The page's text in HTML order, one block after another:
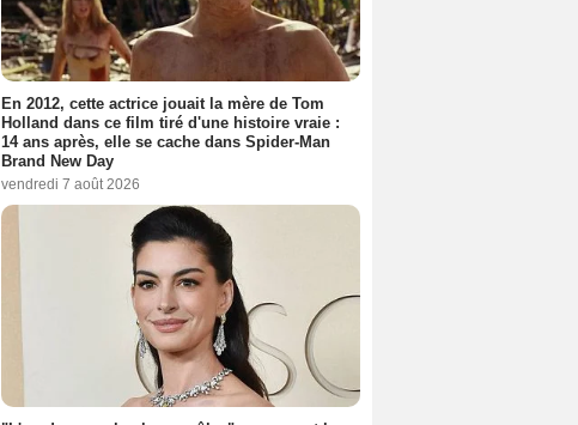
En 2012, cette actrice jouait la mère de Tom
Holland dans ce film tiré d'une histoire vraie :
14 ans après, elle se cache dans Spider-Man
Brand New Day
vendredi 7 août 2026